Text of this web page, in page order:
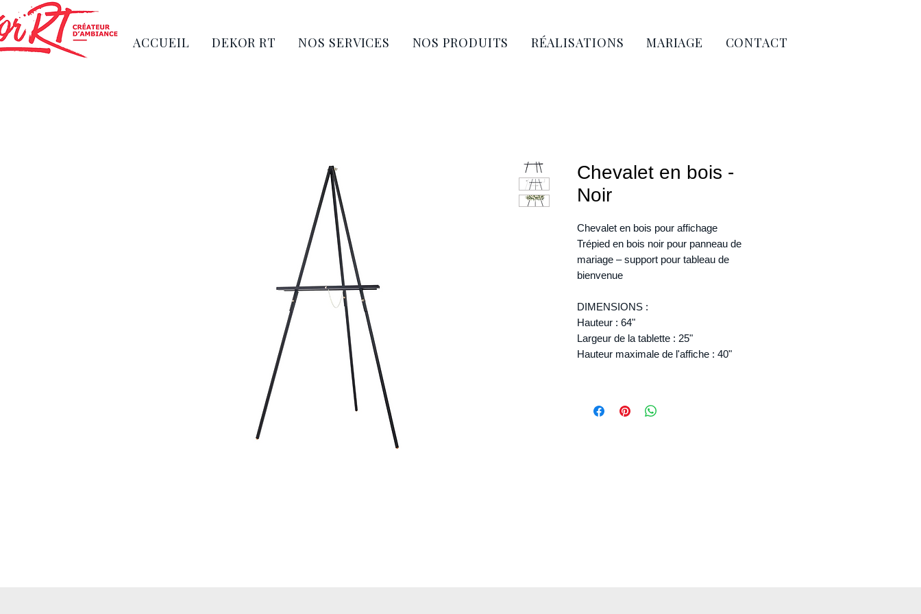
ACCUEIL DEKOR RT NOS SERVICES NOS PRODUITS RÉALISATIONS MARIAGE CONTACT
Chevalet en bois -
Noir
Chevalet en bois pour affichage
Trépied en bois noir pour panneau de
mariage – support pour tableau de
bienvenue
DIMENSIONS :
Hauteur : 64"
Largeur de la tablette : 25"
Hauteur maximale de l'affiche : 40"